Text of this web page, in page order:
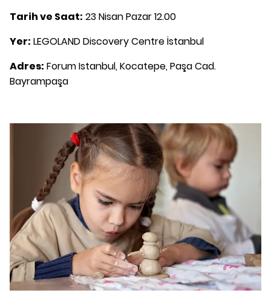
Tarih ve Saat: 23 Nisan Pazar 12.00
Yer: LEGOLAND Discovery Centre İstanbul
Adres: Forum Istanbul, Kocatepe, Paşa Cad.
Bayrampaşa